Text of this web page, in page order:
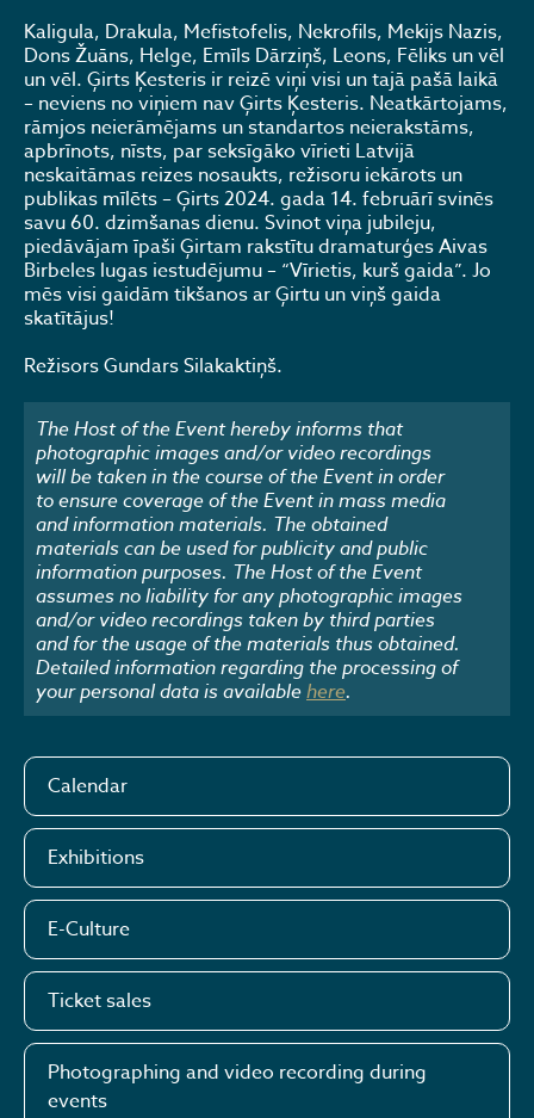
Kaligula, Drakula, Mefistofelis, Nekrofils, Mekijs Nazis,
Dons Žuāns, Helge, Emīls Dārziņš, Leons, Fēliks un vēl
un vēl. Ģirts Ķesteris ir reizē viņi visi un tajā pašā laikā
– neviens no viņiem nav Ģirts Ķesteris. Neatkārtojams,
rāmjos neierāmējams un standartos neierakstāms,
apbrīnots, nīsts, par seksīgāko vīrieti Latvijā
neskaitāmas reizes nosaukts, režisoru iekārots un
publikas mīlēts – Ģirts 2024. gada 14. februārī svinēs
savu 60. dzimšanas dienu. Svinot viņa jubileju,
piedāvājam īpaši Ģirtam rakstītu dramaturģes Aivas
Birbeles lugas iestudējumu – “Vīrietis, kurš gaida”. Jo
mēs visi gaidām tikšanos ar Ģirtu un viņš gaida
skatītājus!
Režisors Gundars Silakaktiņš.
The Host of the Event hereby informs that
photographic images and/or video recordings
will be taken in the course of the Event in order
to ensure coverage of the Event in mass media
and information materials. The obtained
materials can be used for publicity and public
information purposes. The Host of the Event
assumes no liability for any photographic images
and/or video recordings taken by third parties
and for the usage of the materials thus obtained.
Detailed information regarding the processing of
your personal data is availablehere.
Calendar
Exhibitions
E-Culture
Ticket sales
Photographing and video recording during
events